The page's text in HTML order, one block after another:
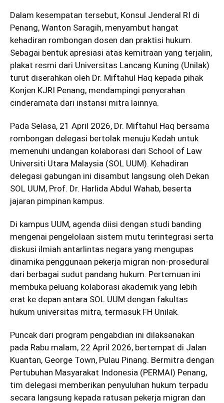
Dalam kesempatan tersebut, Konsul Jenderal RI di
Penang, Wanton Saragih, menyambut hangat
kehadiran rombongan dosen dan praktisi hukum.
Sebagai bentuk apresiasi atas kemitraan yang terjalin,
plakat resmi dari Universitas Lancang Kuning (Unilak)
turut diserahkan oleh Dr. Miftahul Haq kepada pihak
Konjen KJRI Penang, mendampingi penyerahan
cinderamata dari instansi mitra lainnya.
Pada Selasa, 21 April 2026, Dr. Miftahul Haq bersama
rombongan delegasi bertolak menuju Kedah untuk
memenuhi undangan kolaborasi dari School of Law
Universiti Utara Malaysia (SOL UUM). Kehadiran
delegasi gabungan ini disambut langsung oleh Dekan
SOL UUM, Prof. Dr. Harlida Abdul Wahab, beserta
jajaran pimpinan kampus.
Di kampus UUM, agenda diisi dengan studi banding
mengenai pengelolaan sistem mutu terintegrasi serta
diskusi ilmiah antarlintas negara yang mengupas
dinamika penggunaan pekerja migran non-prosedural
dari berbagai sudut pandang hukum. Pertemuan ini
membuka peluang kolaborasi akademik yang lebih
erat ke depan antara SOL UUM dengan fakultas
hukum universitas mitra, termasuk FH Unilak.
Puncak dari program pengabdian ini dilaksanakan
pada Rabu malam, 22 April 2026, bertempat di Jalan
Kuantan, George Town, Pulau Pinang. Bermitra dengan
Pertubuhan Masyarakat Indonesia (PERMAI) Penang,
tim delegasi memberikan penyuluhan hukum terpadu
secara langsung kepada ratusan pekerja migran dan